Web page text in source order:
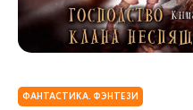
ФАНТАСТИКА. ФЭНТЕЗИ